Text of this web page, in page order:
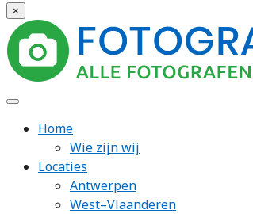
×
Home
Wie zijn wij
Locaties
Antwerpen
West–Vlaanderen